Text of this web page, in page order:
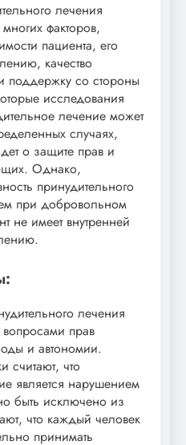
лечения
факторов,
пациента, его
качество
со стороны
исследования
лечение может
случаях,
о защите прав и
Однако,
принудительного
при добровольном
не имеет внутренней
лечения
прав
и автономии.
считают, что
является нарушением
быть исключено из
что каждый человек
принимать